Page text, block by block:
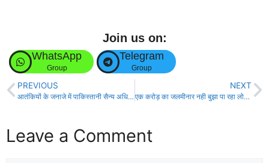
Join us on:
WhatsApp
Group
Telegram
Group
PREVIOUS
आतंकियों के जनाजे में पाकिस्तानी सैन्य अधिकारीयों की उपस्थिति पाकिस्तान प्रायोजित आतंकवाद को स्थापित करता है
NEXT
एक करोड़ का जलमीनार नही बुझा पा रहा लोगो की प्यास, महिलाओं का जोरदार प्रदर्शन!
Leave a Comment